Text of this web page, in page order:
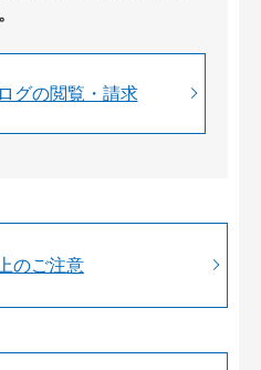
グの閲覧・請求
のご注意